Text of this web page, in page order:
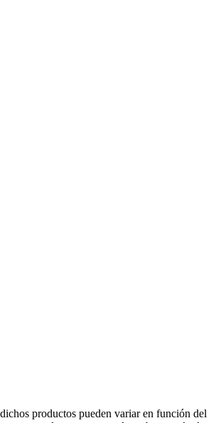
productos pueden variar en función del